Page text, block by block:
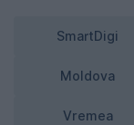
SmartDigi
Moldova
Vremea